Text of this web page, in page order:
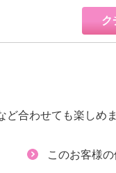
ク
合わせても楽しめ
このお客様